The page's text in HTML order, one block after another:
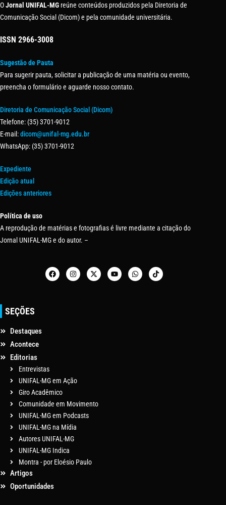
OJornal UNIFAL-MG reúne conteúdos produzidos pela Diretoria de
Comunicação Social (Dicom) e pela comunidade universitária.
ISSN 2966-3008
Sugestão de Pauta
Para sugerir pauta, solicitar a publicação de uma matéria ou evento,
preencha o formulário e aguarde nosso contato.
Diretoria de Comunicação Social (Dicom)
Telefone: (35) 3701-9012
E-mail:dicom@unifal-mg.edu.br
WhatsApp: (35) 3701-9012
Expediente
Edição atual
Edições anteriores
Política de uso
A reprodução de matérias e fotografias é livre mediante a citação do
Jornal UNIFAL-MG e do autor. –
SEÇÕES
Destaques
Acontece
Editorias
Entrevistas
UNIFAL-MG em Ação
Giro Acadêmico
Comunidade em Movimento
UNIFAL-MG em Podcasts
UNIFAL-MG na Mídia
Autores UNIFAL-MG
UNIFAL-MG Indica
Montra - por Eloésio Paulo
Artigos
Oportunidades